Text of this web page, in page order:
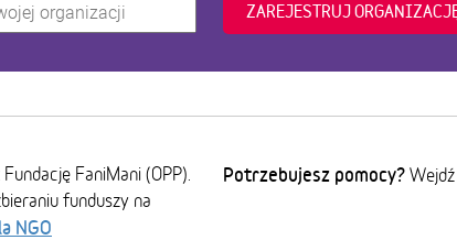
ZAREJESTRUJ
FaniMani (OPP).
funduszy na
NGO
Potrzebujesz pomocy?